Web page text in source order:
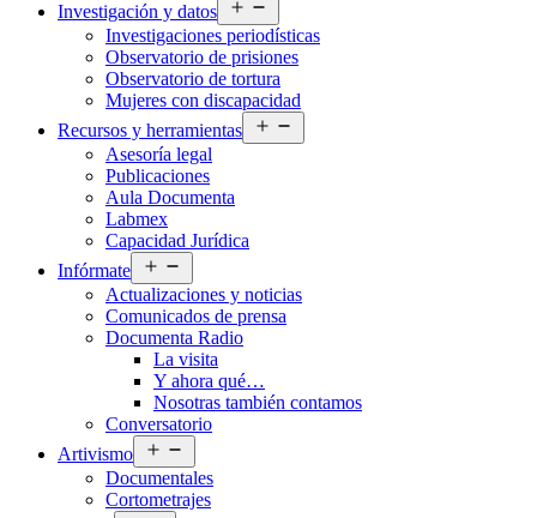
Investigación y datos
el
menú
Investigaciones periodísticas
Observatorio de prisiones
Observatorio de tortura
Mujeres con discapacidad
Recursos y herramientas
el
Asesoría legal
Publicaciones
Aula Documenta
Labmex
Capacidad Jurídica
Infórmate
el
menú
Actualizaciones y noticias
Comunicados de prensa
Documenta Radio
La visita
Y ahora qué…
Nosotras también contamos
Conversatorio
Artivismo
el
menú
Documentales
Cortometrajes